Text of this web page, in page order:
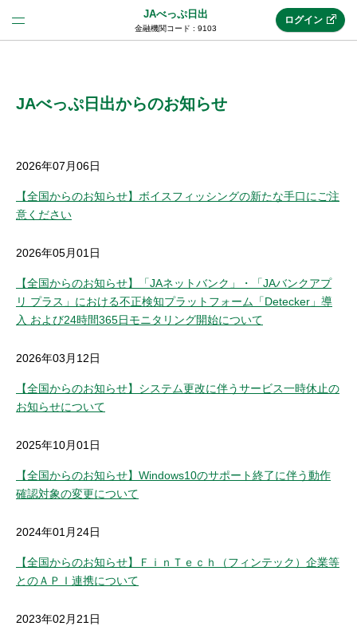
JAべっぷ日出
金融機関コード : 9103
(法人JAネットバンク)
JAネットバンクトップ
機能・サービス
困った時は
ログイン
JAべっぷ日出からのお知らせ
2026年07月06日
【全国からのお知らせ】ボイスフィッシングの新たな手口にご注
意ください
2026年05月01日
【全国からのお知らせ】「JAネットバンク」・「JAバンクアプ
リ プラス」における不正検知プラットフォーム「Detecker」導
入 および24時間365日モニタリング開始について
2026年03月12日
【全国からのお知らせ】システム更改に伴うサービス一時休止の
お知らせについて
2025年10月01日
【全国からのお知らせ】Windows10のサポート終了に伴う動作
確認対象の変更について
2024年01月24日
【全国からのお知らせ】ＦｉｎＴｅｃｈ（フィンテック）企業等
とのＡＰＩ連携について
2023年02月21日